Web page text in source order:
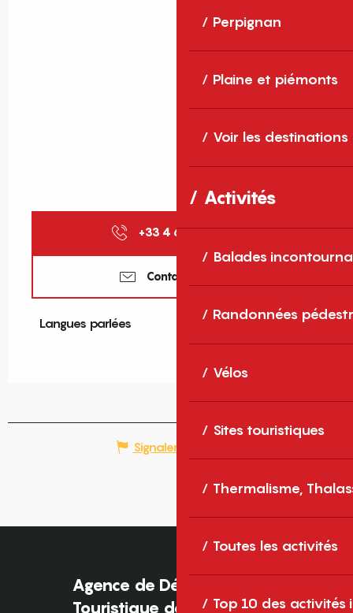
Perpignan
Plaine et piémonts
Voir les destinations
Activités
Balades
Randonnées
Vélos
Sites touristiques
Thermalisme,
Toutes les activités
Top 10 des activités
+33 4 68 04 41▒▒
Contactez-nous
Langues parlées
Langues parlées
Signaler une erreur
Agence de Développement
Touristique des Pyrénées-